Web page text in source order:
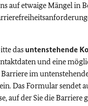
auf etwaige Mängel in
das untenstehende
und eine
im
Das Formular sendet
auf der Sie die Barriere